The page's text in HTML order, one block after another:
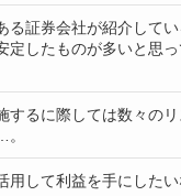
る証券会社が紹介して
定したものが多いと思
するに際しては数々の
用して利益を手にした